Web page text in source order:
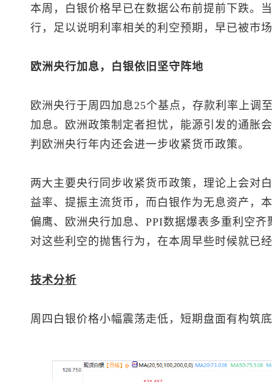
本周，白银价格早已在数据公布前提前下跌。
行，足以说明利率相关的利空预期，早已被市
欧洲央行加息，白银依旧坚守阵地
欧洲央行于周四加息25个基点，存款利率上调
加息。欧洲政策制定者担忧，能源引发的通胀
判欧洲央行年内还会进一步收紧货币政策。
两大主要央行同步收紧货币政策，理论上会对
益率、提振主流货币，而白银作为无息资产，
偏鹰、欧洲央行加息、PPI数据爆表多重利空
对这些利空的抛售行为，在本周早些时候就已
技术分析
周四白银价格小幅震荡走低，短期盘面有构筑